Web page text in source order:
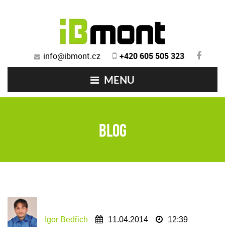
info@ibmont.cz +420 605 505 323
MENU
blog
Igor Bedřich 11.04.2014 12:39